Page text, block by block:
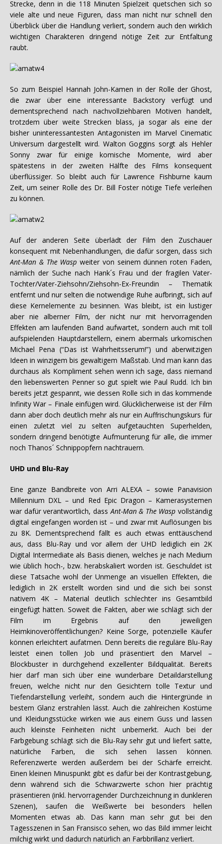
Strecke, denn in die 118 Minuten Spielzeit quetschen sich so
viele alte und neue Figuren, dass man nicht nur schnell den
Überblick über die Handlung verliert, sondern auch den wirklich
wichtigen Charakteren dringend nötige Zeit zur Entfaltung
raubt.
So zum Beispiel Hannah John-Kamen in der Rolle der Ghost,
die zwar über eine interessante Backstory verfügt und
dementsprechend nach nachvollziehbaren Motiven handelt,
trotzdem über weite Strecken blass, ja sogar als eine der
bisher uninteressantesten Antagonisten im Marvel Cinematic
Universum dargestellt wird. Walton Goggins sorgt als Hehler
Sonny zwar für einige komische Momente, wird aber
spätestens in der zweiten Hälfte des Films konsequent
überflüssiger. So bleibt auch für Lawrence Fishburne kaum
Zeit, um seiner Rolle des Dr. Bill Foster nötige Tiefe verleihen
zu können.
Auf der anderen Seite überlädt der Film den Zuschauer
konsequent mit Nebenhandlungen, die dafür sorgen, dass sich
Ant-Man & The Wasp weiter von seinem dünnen roten Faden,
nämlich der Suche nach Hank´s Frau und der fragilen Vater-
Tochter/Vater-Ziehsohn/Ziehsohn-Ex-Freundin – Thematik
entfernt und nur selten die notwendige Ruhe aufbringt, sich auf
diese Kernelemente zu besinnen. Was bleibt, ist ein lustiger
aber nie alberner Film, der nicht nur mit hervorragenden
Effekten am laufenden Band aufwartet, sondern auch mit toll
aufspielenden Hauptdarstellern, einem abermals urkomischen
Michael Pena (“Das ist Wahrheitsserum!”) und aberwitzigen
Ideen in winzigem bis gewaltigem Maßstab. Und man kann das
durchaus als Kompliment sehen wenn ich sage, dass niemand
den liebenswerten Penner so gut spielt wie Paul Rudd. Ich bin
bereits jetzt gespannt, wie dessen Rolle sich in das kommende
Infinity War – Finale einfügen wird. Glücklicherweise ist der Film
dann aber doch deutlich mehr als nur ein Auffrischungskurs für
einen zuletzt viel zu selten aufgetauchten Superhelden,
sondern dringend benötigte Aufmunterung für alle, die immer
noch Thanos´ Schnippopfern nachtrauern.
UHD und Blu-Ray
Eine ganze Bandbreite von Arri ALEXA – sowie Panavision
Millennium DXL – und Red Epic Dragon – Kamerasystemen
war dafür verantwortlich, dass Ant-Man & The Wasp vollständig
digital eingefangen worden ist – und zwar mit Auflösungen bis
zu 8K. Dementsprechend fällt es auch etwas enttäuschend
aus, dass Blu-Ray und vor allem der UHD lediglich ein 2K
Digital Intermediate als Basis dienen, welches je nach Medium
wie üblich hoch-, bzw. herabskaliert worden ist. Geschuldet ist
diese Tatsache wohl der Unmenge an visuellen Effekten, die
lediglich in 2K erstellt worden sind und die sich bei sonst
nativem 4K – Material deutlich schlechter ins Gesamtbild
eingefügt hätten. Soweit die Fakten, aber wie schlägt sich der
Film im Ergebnis auf den jeweiligen
Heimkinoveröffentlichungen? Keine Sorge, potenzielle Käufer
können erleichtert aufatmen. Denn bereits die reguläre Blu-Ray
leistet einen tollen Job und präsentiert den Marvel –
Blockbuster in durchgehend exzellenter Bildqualität. Bereits
hier darf man sich über eine wunderbare Detaildarstellung
freuen, welche nicht nur den Gesichtern tolle Textur und
Tiefendarstellung verleiht, sondern auch die Hintergründe in
bestem Glanz erstrahlen lässt. Auch die zahlreichen Kostüme
und Kleidungsstücke wirken wie aus einem Guss und lassen
auch kleinste Feinheiten nicht unbemerkt. Auch bei der
Farbgebung schlägt sich die Blu-Ray sehr gut und liefert satte,
natürliche Farben, die sich sehen lassen können.
Referenzwerte werden außerdem bei der Schärfe erreicht.
Einen kleinen Minuspunkt gibt es dafür bei der Kontrastgebung,
denn während sich die Schwarzwerte schon hier prächtig
präsentieren (inkl. hervorragender Durchzeichnung in dunkleren
Szenen), saufen die Weißwerte bei besonders hellen
Momenten etwas ab. Das kann man sehr gut bei den
Tagesszenen in San Fransisco sehen, wo das Bild immer leicht
milchig wirkt und dadurch natürlich an Farbbrillanz verliert.